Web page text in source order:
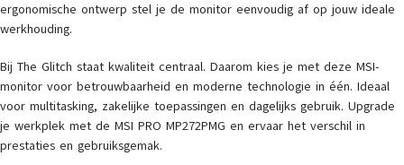
ergonomische ontwerp stel je de monitor eenvoudig af op jouw ideale
werkhouding.
Bij The Glitch staat kwaliteit centraal. Daarom kies je met deze MSI-
monitor voor betrouwbaarheid en moderne technologie in één. Ideaal
voor multitasking, zakelijke toepassingen en dagelijks gebruik. Upgrade
je werkplek met de MSI PRO MP272PMG en ervaar het verschil in
prestaties en gebruiksgemak.